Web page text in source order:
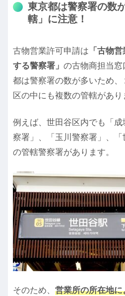
東京都は警察署の数
轄」に注意！
古物営業許可申請は 「古物
する警察署」 の古物商担当
都は警察署の数が多いため
区の中にも複数の管轄があり
例えば、世田谷区内でも「
察署」、「玉川警察署」、
の管轄警察署があります。
そのため、 営業所の所在地